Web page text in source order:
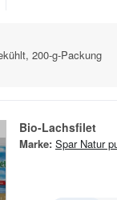
200-g-Packung
Bio-Lachsfilet
Marke: Spar Natur